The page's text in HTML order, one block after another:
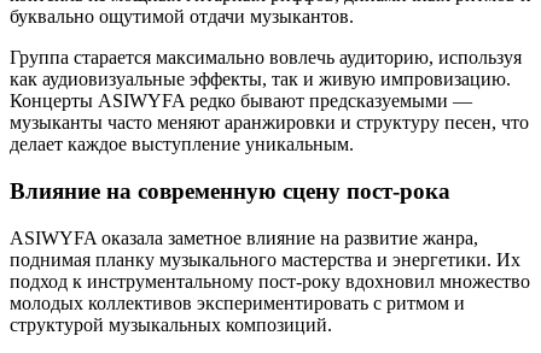
буквально ощутимой отдачи музыкантов.
Группа старается максимально вовлечь аудиторию, используя
как аудиовизуальные эффекты, так и живую импровизацию.
Концерты ASIWYFA редко бывают предсказуемыми —
музыканты часто меняют аранжировки и структуру песен, что
делает каждое выступление уникальным.
Влияние на современную сцену пост-рока
ASIWYFA оказала заметное влияние на развитие жанра,
поднимая планку музыкального мастерства и энергетики. Их
подход к инструментальному пост-року вдохновил множество
молодых коллективов экспериментировать с ритмом и
структурой музыкальных композиций.